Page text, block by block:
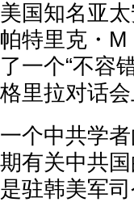
美国知名亚
帕特里克・
了一个“不容
格里拉对话会
一个中共学
期有关中共
是驻韩美军司